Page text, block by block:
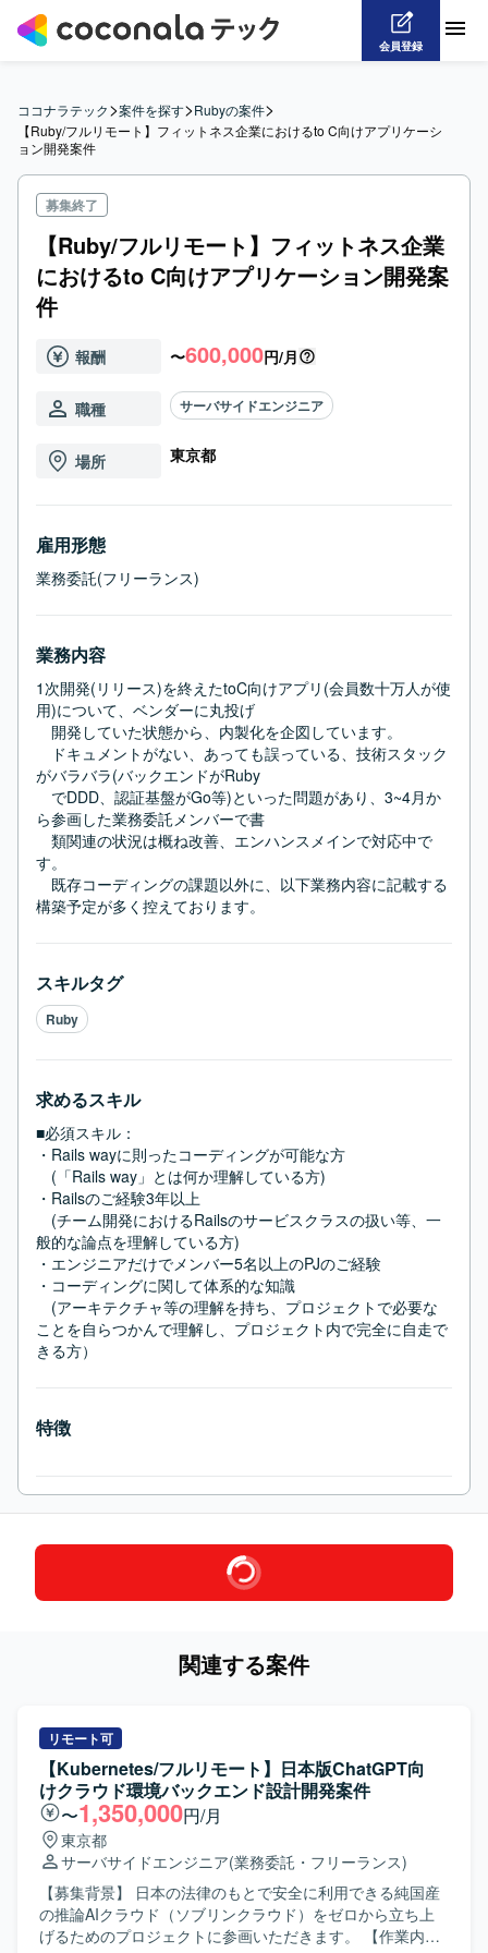
会員登録
ココナラテック>案件を探す>Rubyの案件>
【Ruby/フルリモート】フィットネス企業におけるto C向けアプリケーシ
ョン開発案件
募集終了
【Ruby/フルリモート】フィットネス企業
におけるto C向けアプリケーション開発案
件
報酬 〜600,000円/月
職種 サーバサイドエンジニア
場所 東京都
雇用形態
業務委託(フリーランス)
業務内容
1次開発(リリース)を終えたtoC向けアプリ(会員数十万人が使
用)について、ベンダーに丸投げ
開発していた状態から、内製化を企図しています。
ドキュメントがない、あっても誤っている、技術スタック
がバラバラ(バックエンドがRuby
でDDD、認証基盤がGo等)といった問題があり、3~4月か
ら参画した業務委託メンバーで書
類関連の状況は概ね改善、エンハンスメインで対応中で
す。
既存コーディングの課題以外に、以下業務内容に記載する
構築予定が多く控えております。
スキルタグ
Ruby
求めるスキル
■必須スキル：
・Rails wayに則ったコーディングが可能な方
(「Rails way」とは何か理解している方)
・Railsのご経験3年以上
(チーム開発におけるRailsのサービスクラスの扱い等、一
般的な論点を理解している方)
・エンジニアだけでメンバー5名以上のPJのご経験
・コーディングに関して体系的な知識
(アーキテクチャ等の理解を持ち、プロジェクトで必要な
ことを自らつかんで理解し、プロジェクト内で完全に自走で
きる方）
特徴
関連する案件
リモート可
【Kubernetes/フルリモート】日本版ChatGPT向
けクラウド環境バックエンド設計開発案件
〜1,350,000円/月
東京都
サーバサイドエンジニア(業務委託・フリーランス)
【募集背景】 日本の法律のもとで安全に利用できる純国産
の推論AIクラウド（ソブリンクラウド）をゼロから立ち上
げるためのプロジェクトに参画いただきます。 【作業内